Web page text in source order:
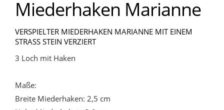
Miederhaken Marianne
VERSPIELTER MIEDERHAKEN MARIANNE MIT EINEM
STRASS STEIN VERZIERT
3 Loch mit Haken
Maße:
Breite Miederhaken: 2,5 cm